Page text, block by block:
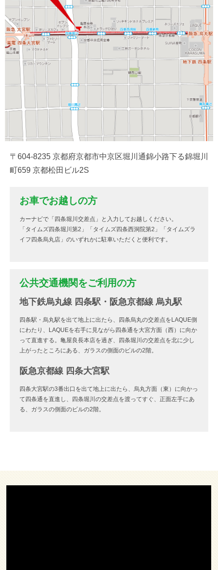
〒604-8235 京都府京都市中京区堀川通錦小路下る錦堀川
町659 京都松田ビル2S
お車でお越しの方
カーナビで「四条堀川交差点」と入力してお越しください。
「タイムズ四条堀川第2」「タイムズ四条西洞院第2」「タイムズラ
イフ四条烏丸店」のいずれかに駐車いただくと便利です。
公共交通機関をご利用の方
地下鉄烏丸線 四条駅・阪急京都線 烏丸駅
四条駅・烏丸駅を出て地上に出たら、四条烏丸の交差点をLAQUE側
にわたり、LAQUEを右手に見ながら四条通を大宮方面（西）に向か
って直進する。亀屋良長本店を過ぎ、四条堀川の交差点を北に少し
上がったところにある、ガラスの側面のビルの2階。
阪急京都線 四条大宮駅
四条大宮駅の3番出口を出て地上に出たら、烏丸方面（東）に向かっ
て四条通を直進し、四条堀川の交差点を渡ってすぐ、正面左手にあ
る、ガラスの側面のビルの2階。